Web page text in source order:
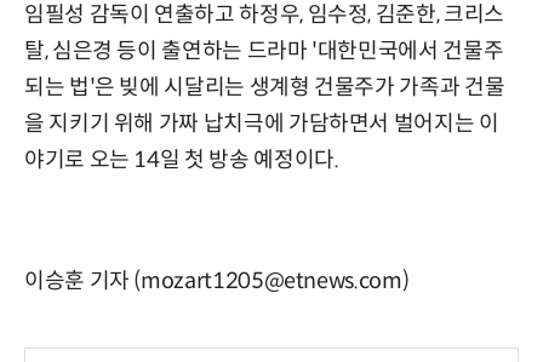
임필성 감독이 연출하고 하정우, 임수정, 김준한, 크리스
탈, 심은경 등이 출연하는 드라마 '대한민국에서 건물주
되는 법'은 빚에 시달리는 생계형 건물주가 가족과 건물
을 지키기 위해 가짜 납치극에 가담하면서 벌어지는 이
야기로 오는 14일 첫 방송 예정이다.
이승훈 기자 (mozart1205@etnews.com)